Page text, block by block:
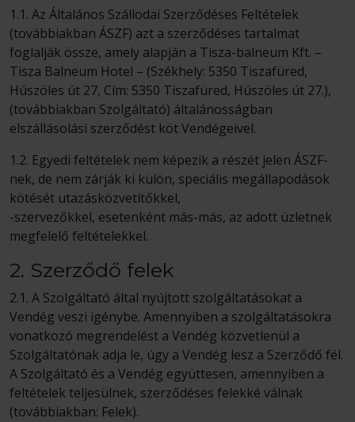
1.1. Az Általános Szállodai Szerződéses Feltételek
(továbbiakban ÁSZF) azt a szerződéses tartalmat
foglalják össze, amely alapján a Tisza-balneum Kft. –
Tisza Balneum Hotel – (Székhely: 5350 Tiszafüred,
Húszöles út 27, Cím: 5350 Tiszafüred, Húszöles út 27.),
(továbbiakban Szolgáltató) általánosságban
elszállásolási szerződést köt Vendégeivel.
1.2. Egyedi feltételek nem képezik a részét jelen ÁSZF-
nek, de nem zárják ki külön, speciális megállapodások
kötését utazásközvetítőkkel,
-szervezőkkel, esetenként más-más, az adott üzletnek
megfelelő feltételekkel.
2. Szerződő felek
2.1. A Szolgáltató által nyújtott szolgáltatásokat a
Vendég veszi igénybe. Amennyiben a szolgáltatásokra
vonatkozó megrendelést a Vendég közvetlenül a
Szolgáltatónak adja le, úgy a Vendég lesz a Szerződő fél.
A Szolgáltató és a Vendég együttesen, amennyiben a
feltételek teljesülnek, szerződéses felekké válnak
(továbbiakban: Felek).